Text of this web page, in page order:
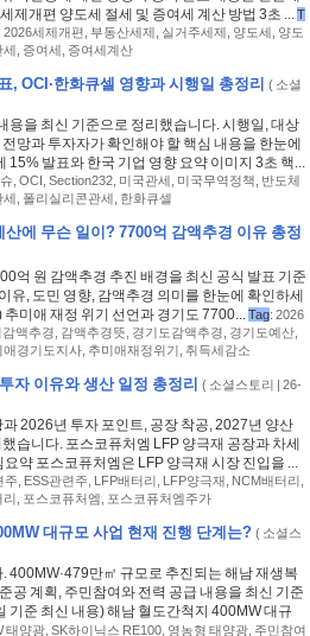
제개편 양도세 절세 및 증여세 계산 방법 3초 ...T
2026세제개편 부동산세제 실거주세제 양도세 양도
세 증여세 증여세계산
, OCI·한화큐셀 영향과 시행일 총정리 ( 소셜
용을 최신 기준으로 정리했습니다. 시행일, 대상
망과 투자자가 확인해야 할 핵심 내용을 한눈에
15% 발표와 한국 기업 영향 요약 이미지 3초 핵...
OCI Section232, 미국관세 미국무역정책 반도체
세 폴리실리콘관세 한화큐셀
에 무슨 일이? 7700억 감액추경 이유 총정
억 원 감액추경 추진 배경을 최신 공식 발표 기준
유, 도민 영향, 감액추경 의미를 한눈에 확인하세
미애 재정 위기 선언과 경기도 7700...Tag: 2026
액추경 감액추경뜻 경기도감액추경 경기도예산,
애경기도지사, 추미애재정위기 취득세감소
자 이유와 생산 일정 총정리 ( 소셜스토리 | 26-
2026년 투자 포인트, 공장 착공, 2027년 양산
습니다. 포스코퓨처엠 LFP 양극재 공장과 차세
약 포스코퓨처엠은 LFP 양극재 시장 진입을 ...
주 ESS관련주 LFP배터리 LFP양극재 NCM배터리
리 포스코퓨처엠 포스코퓨처엠주가
대규모 사업 현재 진행 단계는? ( 소셜스
400MW·479만㎡ 규모로 추진되는 해남 재생복
공 계획, 주민참여와 전력 공급 내용을 최신 기준
기준 최신 내용) 해남 혈도간척지 400MW 대규
태양광, SK하이닉스 RE100, 영농형 태양광, 주민참여